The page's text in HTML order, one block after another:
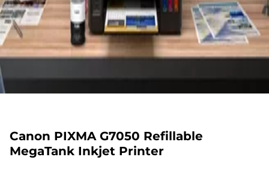
Canon PIXMA G7050 Refillable
MegaTank Inkjet Printer